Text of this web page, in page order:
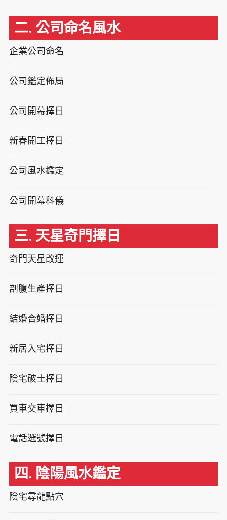
二. 公司命名風水
企業公司命名
公司鑑定佈局
公司開幕擇日
新春開工擇日
公司風水鑑定
公司開幕科儀
三. 天星奇門擇日
奇門天星改運
剖腹生產擇日
結婚合婚擇日
新居入宅擇日
陰宅破土擇日
買車交車擇日
電話選號擇日
四. 陰陽風水鑑定
陰宅尋龍點穴